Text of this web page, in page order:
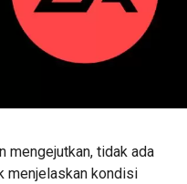
mengejutkan, tidak ada
menjelaskan kondisi